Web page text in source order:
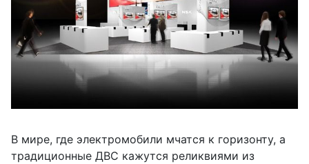
В мире, где электромобили мчатся к горизонту, а
традиционные ДВС кажутся реликвиями из